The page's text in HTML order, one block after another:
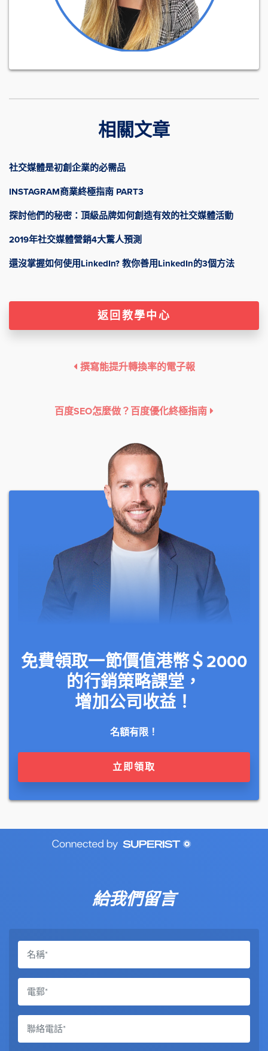
相關文章
社交媒體是初創企業的必需品
INSTAGRAM商業終極指南 PART3
探討他們的秘密：頂級品牌如何創造有效的社交媒體活動
2019年社交媒體營銷4大驚人預測
還沒掌握如何使用LinkedIn? 教你善用LinkedIn的3個方法
返回教學中心
撰寫能提升轉換率的電子報
百度SEO怎麼做？百度優化終極指南
免費領取一節價值港幣＄2000
的行銷策略課堂，
增加公司收益！
名額有限！
立即領取
給我們留言